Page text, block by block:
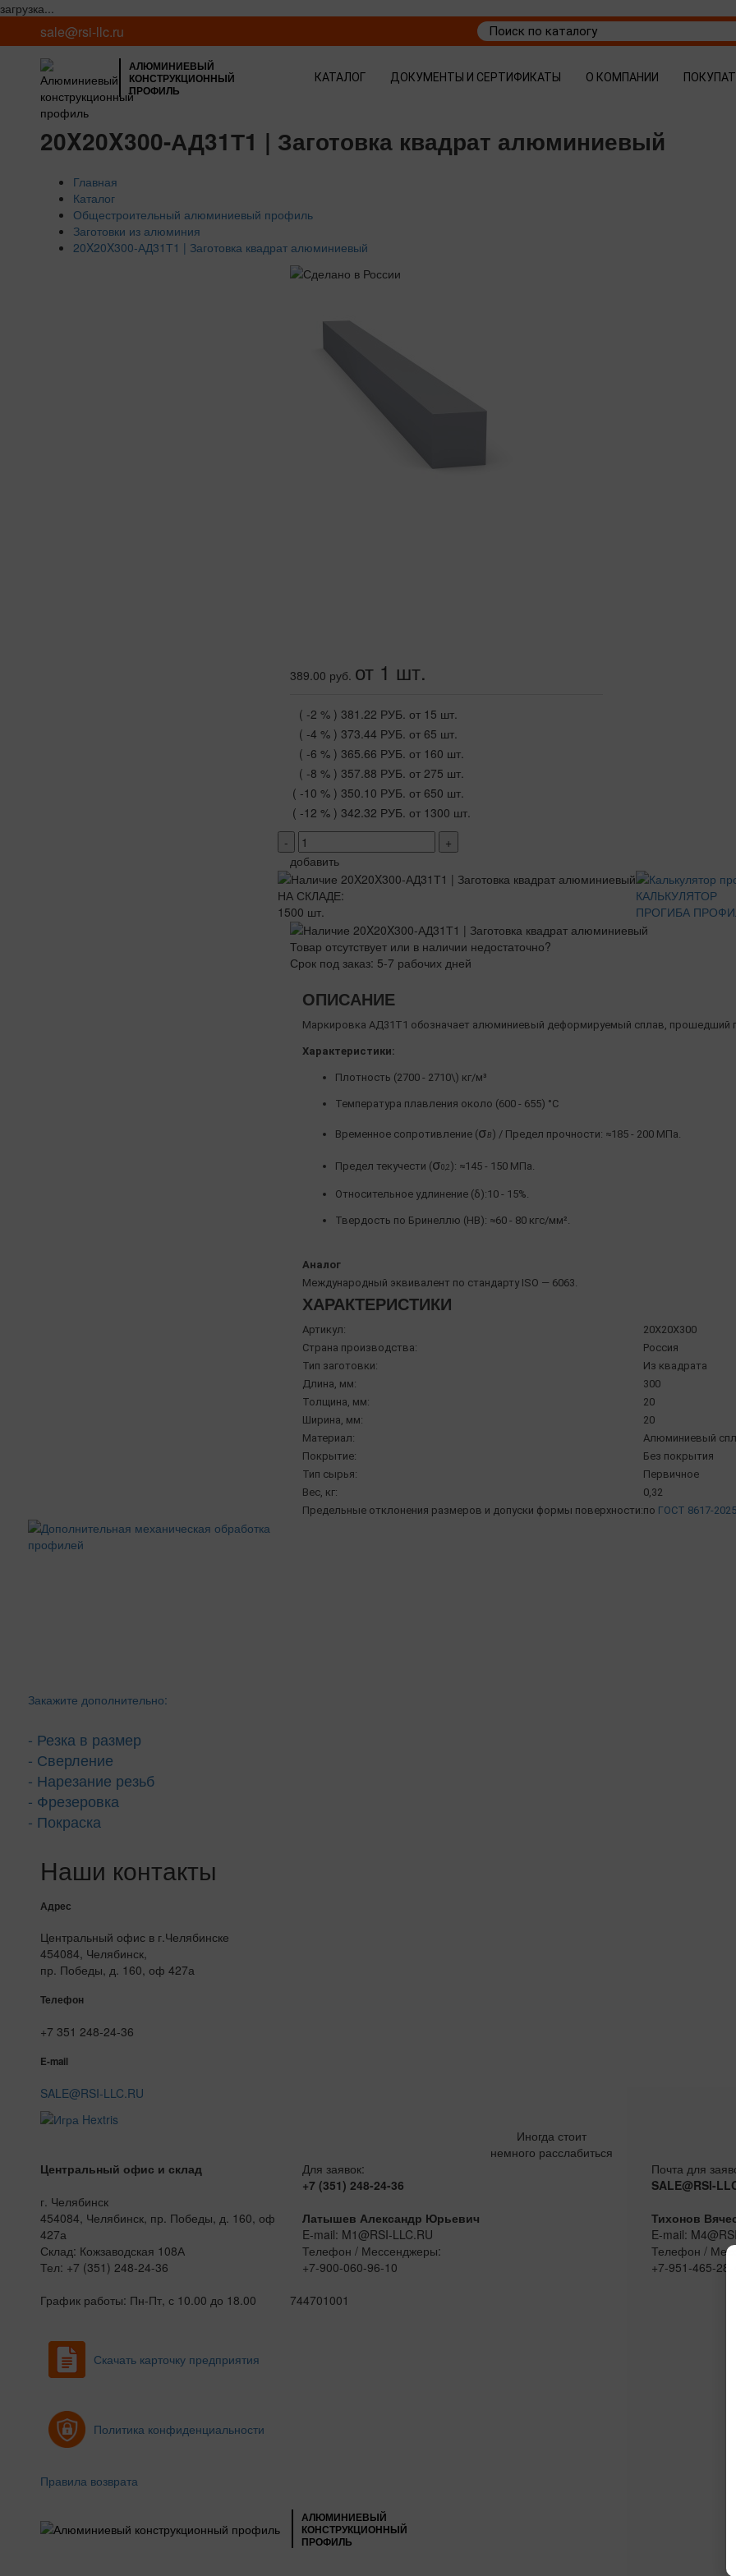
загрузка...
sale@rsi-llc.ru
АЛЮМИНИЕВЫЙ
КОНСТРУКЦИОННЫЙ
ПРОФИЛЬ
КАТАЛОГ ДОКУМЕНТЫ И СЕРТИФИКАТЫ О КОМПАНИИ
20X20X300-АД31Т1 | Заготовка квадрат алюминиевый
Главная
Каталог
Общестроительный алюминиевый профиль
Заготовки из алюминия
20X20X300-АД31Т1 | Заготовка квадрат алюминиевый
389.00 руб. от 1 шт.
( -2 % ) 381.22 РУБ. от 15 шт.
( -4 % ) 373.44 РУБ. от 65 шт.
( -6 % ) 365.66 РУБ. от 160 шт.
( -8 % ) 357.88 РУБ. от 275 шт.
( -10 % ) 350.10 РУБ. от 650 шт.
( -12 % ) 342.32 РУБ. от 1300 шт.
-
+
добавить
НА СКЛАДЕ:
1500 шт.
КАЛЬКУЛЯТОР
ПРОГИБА
Товар отсутствует или в наличии недостаточно?
Срок под заказ: 5-7 рабочих дней
ОПИСАНИЕ
Маркировка АД31Т1 обозначает алюминиевый деформируемый сплав, прошедший
Характеристики:
Плотность (2700 - 2710\) кг/м³
Температура плавления около (600 - 655) °C
Временное сопротивление (σΒ) / Предел прочности: ≈185 - 200 МПа.
Предел текучести (σ0,2): ≈145 - 150 МПа.
Относительное удлинение (δ):10 - 15%.
Твердость по Бринеллю (HB): ≈60 - 80 кгс/мм².
Аналог
Международный эквивалент по стандарту ISO — 6063.
ХАРАКТЕРИСТИКИ
Артикул:
20X20X300
Страна производства:
Россия
Тип заготовки:
Из квадрата
Длина, мм:
300
Толщина, мм:
20
Ширина, мм:
20
Материал:
Алюминиевый
Покрытие:
Без покрытия
Тип сырья:
Первичное
Вес, кг:
0,32
Предельные отклонения размеров и допуски формы поверхности:по ГОСТ 8617-2025
Закажите дополнительно:
- Резка в размер
- Сверление
- Нарезание резьб
- Фрезеровка
- Покраска
Наши контакты
Адрес
Центральный офис в г.Челябинске
454084, Челябинск,
пр. Победы, д. 160, оф 427а
Телефон
+7 351 248-24-36
E-mail
SALE@RSI-LLC.RU
Иногда стоит
немного расслабиться
Центральный офис и склад
г. Челябинск
454084, Челябинск, пр. Победы, д. 160, оф
427а
Склад: Кожзаводская 108А
Тел: +7 (351) 248-24-36
График работы: Пн-Пт, с 10.00 до 18.00
Для заявок:
+7 (351) 248-24-36
Латышев Александр Юрьевич
E-mail: M1@RSI-LLC.RU
Телефон / Мессенджеры:
+7-900-060-96-10
Почта для
SALE@RSI-
Тихонов
E-mail:
Телефон /
+7-951-465-
744701001
Скачать карточку предприятия
Политика конфиденциальности
Правила возврата
АЛЮМИНИЕВЫЙ
КОНСТРУКЦИОННЫЙ
ПРОФИЛЬ